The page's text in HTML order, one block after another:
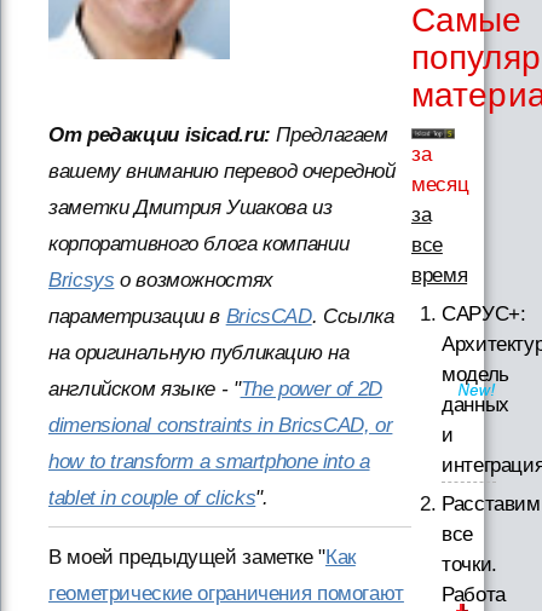
От редакции isicad.ru:Предлагаем
вашему вниманию перевод очередной
заметки Дмитрия Ушакова из
корпоративного блога компании
Bricsys о возможностях
параметризации в BricsCAD. Ссылка
на оригинальную публикацию на
английском языке - "The power of 2D
dimensional constraints in BricsCAD, or
how to transform a smartphone into a
tablet in couple of clicks".
В моей предыдущей заметке "Как
геометрические ограничения помогают
Самые
за
месяц
за
все
время
САРУС+:
модель
данных
и
Расставим
все
точки.
Работа